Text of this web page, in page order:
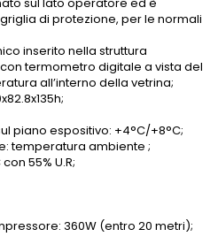
sul lato operatore ed è
di protezione, per le normali
inserito nella struttura
termometro digitale a vista del
all’interno della vetrina;
piano espositivo: +4°C/+8°C;
temperatura ambiente ;
55% U.R;
360W (entro 20 metri);